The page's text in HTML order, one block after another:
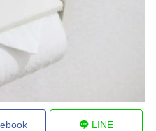
LINE